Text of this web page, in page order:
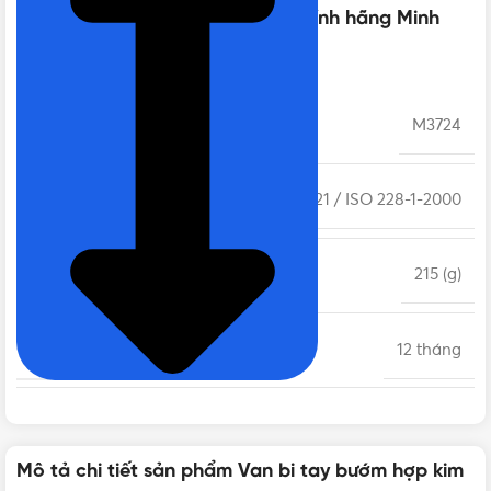
TUBO mạ Crôm phi 27 DN20 | Chính hãng Minh
M3724
BS 21 / ISO 228-1-2000
KHỐI LƯỢNG 215 (g)
12 tháng
Mô tả chi tiết sản phẩm Van bi tay bướm hợp kim